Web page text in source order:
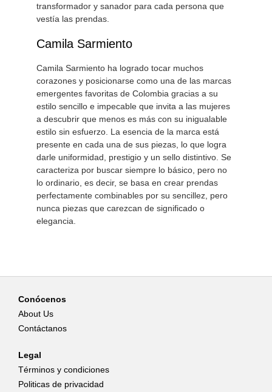
transformador y sanador para cada persona que
vestía las prendas.
Camila Sarmiento
Camila Sarmiento ha logrado tocar muchos
corazones y posicionarse como una de las marcas
emergentes favoritas de Colombia gracias a su
estilo sencillo e impecable que invita a las mujeres
a descubrir que menos es más con su inigualable
estilo sin esfuerzo. La esencia de la marca está
presente en cada una de sus piezas, lo que logra
darle uniformidad, prestigio y un sello distintivo. Se
caracteriza por buscar siempre lo básico, pero no
lo ordinario, es decir, se basa en crear prendas
perfectamente combinables por su sencillez, pero
nunca piezas que carezcan de significado o
elegancia.
Conócenos
About Us
Contáctanos
Legal
Términos y condiciones
Politicas de privacidad